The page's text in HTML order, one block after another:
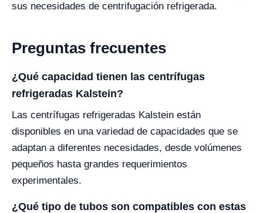
sus necesidades de centrifugación refrigerada.
Preguntas frecuentes
¿Qué capacidad tienen las centrífugas
refrigeradas Kalstein?
Las centrífugas refrigeradas Kalstein están
disponibles en una variedad de capacidades que se
adaptan a diferentes necesidades, desde volúmenes
pequeños hasta grandes requerimientos
experimentales.
¿Qué tipo de tubos son compatibles con estas